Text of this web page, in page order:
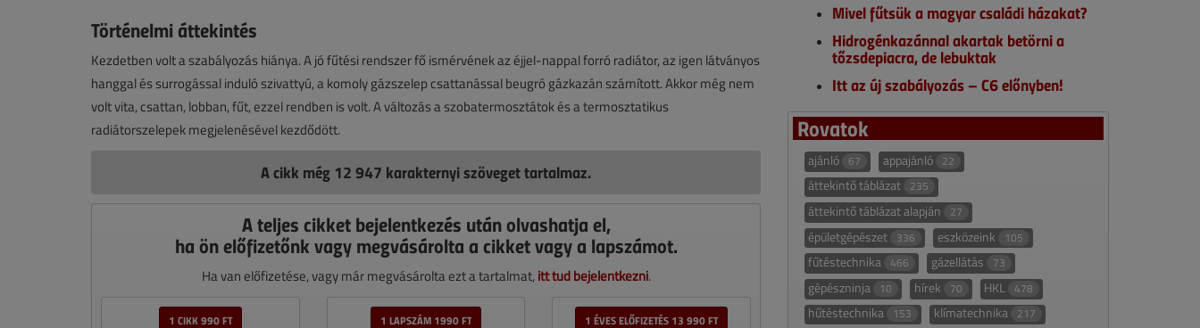
Történelmi áttekintés
Kezdetben volt a szabályozás hiánya. A jó fűtési rendszer fő ismérvének az éjjel-nappal forró radiátor, az igen látványos
hanggal és surrogással induló szivattyú, a komoly gázszelep csattanással beugró gázkazán számított. Akkor még nem
volt vita, csattan, lobban, fűt, ezzel rendben is volt. A változás a szobatermosztátok és a termosztatikus
radiátorszelepek megjelenésével kezdődött.
A cikk még 12 947 karakternyi szöveget tartalmaz.
A teljes cikket bejelentkezés után olvashatja el,
ha ön előfizetőnk vagy megvásárolta a cikket vagy a lapszámot.
Ha van előfizetése, vagy már megvásárolta ezt a tartalmat, itt tud bejelentkezni.
1 CIKK 990 FT 1 LAPSZÁM 1990 FT 1 ÉVES ELŐFIZETÉS 13 990 FT
Mivel fűtsük a magyar családi házakat?
Hidrogénkazánnal akartak betörni a
tőzsdepiacra, de lebuktak
Itt az új szabályozás – C6 előnyben!
Rovatok
ajánló 67 appajánló 22
áttekintő táblázat 235
áttekintő táblázat alapján 27
épületgépészet 336 eszközeink 105
fűtéstechnika 466 gázellátás 73
gépészninja 10 hírek 70 HKL 478
hűtéstechnika 153 klímatechnika 217